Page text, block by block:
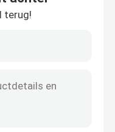
terug!